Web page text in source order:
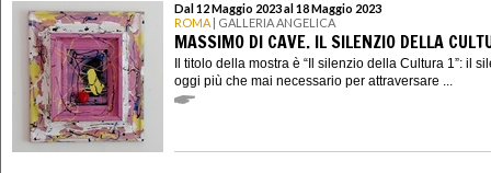
Dal 12 Maggio 2023 al 18 Maggio 2023
ROMA | GALLERIA ANGELICA
MASSIMO DI CAVE. IL SILENZIO DELLA
Il titolo della mostra è “Il silenzio della Cultura 1”: il
oggi più che mai necessario per attraversare ...